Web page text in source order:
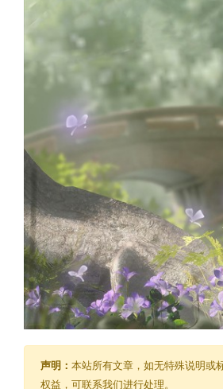
声明： 本站所有文章，如无特殊说明或
权益，可联系我们进行处理。